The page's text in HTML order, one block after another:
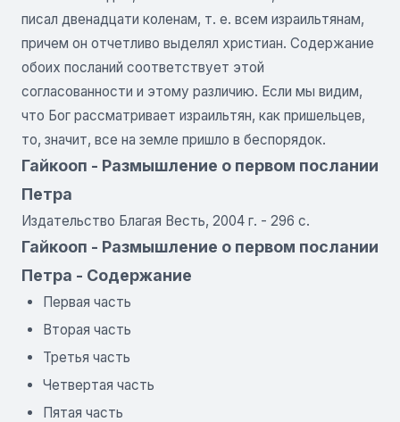
писал двенадцати коленам, т. е. всем израильтянам,
причем он отчетливо выделял христиан. Содержание
обоих посланий соответствует этой
согласованности и этому различию. Если мы видим,
что Бог рассматривает израильтян, как пришельцев,
то, значит, все на земле пришло в беспорядок.
Гайкооп - Размышление о первом послании
Петра
Издательство Благая Весть, 2004 г. - 296 с.
Гайкооп - Размышление о первом послании
Петра - Содержание
Первая часть
Вторая часть
Третья часть
Четвертая часть
Пятая часть